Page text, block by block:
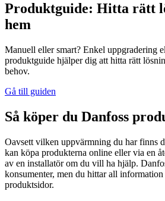
Produktguide: Hitta rätt
hem
Manuell eller smart? Enkel uppgradering
produktguide hjälper dig att hitta rätt
behov.
Gå till guiden
Så köper du Danfoss
Oavsett vilken uppvärmning du har finns
kan köpa produkterna online eller via en
av en installatör om du vill ha hjälp.
konsumenter, men du hittar all
produktsidor.